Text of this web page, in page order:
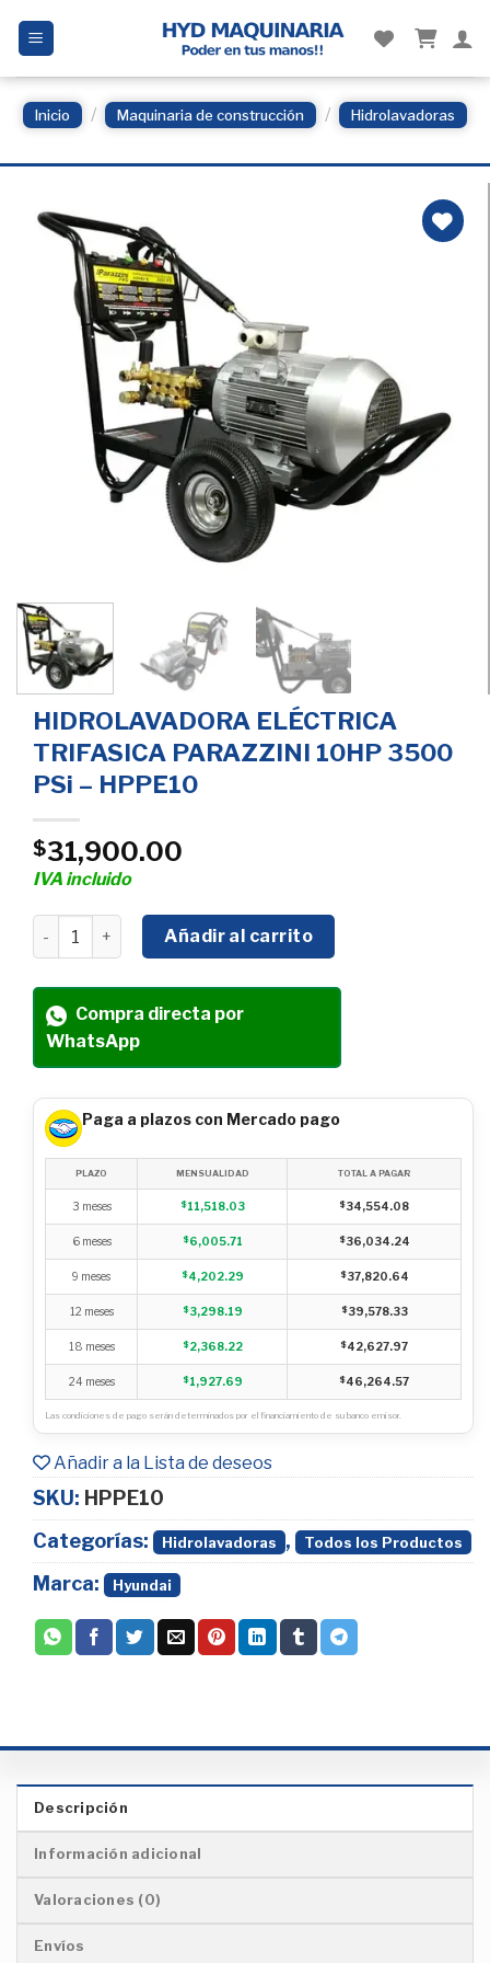
Inicio / Maquinaria de construcción / Hidrolavadoras
HIDROLAVADORA ELÉCTRICA
TRIFASICA PARAZZINI 10HP 3500
PSi – HPPE10
$31,900.00
IVA incluido
HIDROLAVADORA ELÉCTRICA TRIFASICA PARAZZINI
Añadir al carrito
Compra directa por
WhatsApp
Paga a plazos con Mercado pago
PLAZO MENSUALIDAD TOTAL A PAGAR
3 meses $11,518.03 $34,554.08
6 meses $6,005.71 $36,034.24
9 meses $4,202.29 $37,820.64
12 meses $3,298.19 $39,578.33
18 meses $2,368.22 $42,627.97
24 meses $1,927.69 $46,264.57
Las condiciones de pago serán determinados por el financiamiento de su banco emisor.
Añadir a la Lista de deseos
SKU: HPPE10
Categorías:
Hidrolavadoras , Todos los Productos
Marca: Hyundai
Descripción
Información adicional
Valoraciones (0)
Envíos